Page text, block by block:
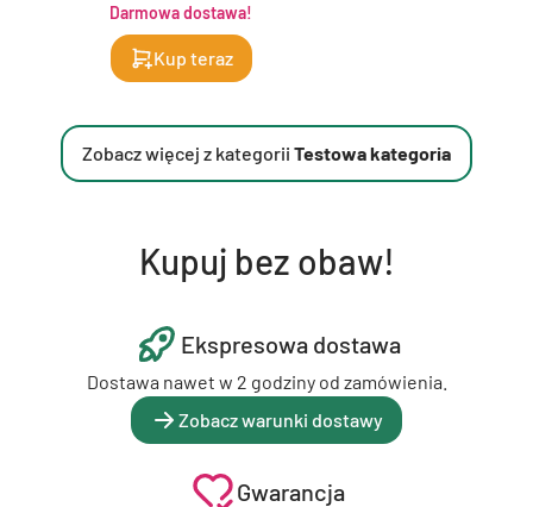
Darmowa dostawa!
Kup teraz
Zobacz więcej z kategorii Testowa kategoria
Kupuj bez obaw!
Ekspresowa dostawa
Dostawa nawet w 2 godziny od zamówienia.
Zobacz warunki dostawy
Gwarancja